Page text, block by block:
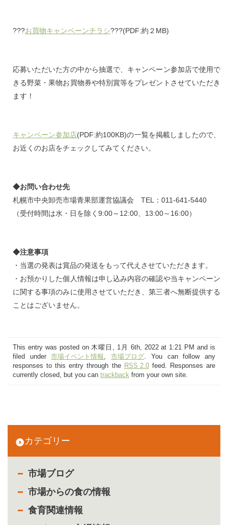
カテゴリー
市場ブログ
市場からの食の情報
食育関連情報
???お買物キャンペーンチラシ???(PDF:約２MB)
応募いただいた方の中から抽選で、キャンペーン参加店で使用で
きる野菜・果物お買物券や特別賞等をプレゼントさせていただき
ます！
キャンペーン参加店(PDF:約100KB)の一覧を掲載しましたので、
お近くのお店をチェックしてみてください。
◆お問い合わせ先
札幌市中央卸売市場青果部運営協議会 TEL：011-641-5440
（受付時間は水・日を除く9:00～12:00、13:00～16:00）
◆注意事項
・当選の発表は賞品の発送をもって代えさせていただきます。
・お預かりした個人情報は申し込み内容の確認や当キャンペーン
に関する事項のみに使用させていただき、第三者へ無断提供する
ことはございません。
This entry was posted on 木曜日, 1月 6th, 2022 at 1:21 PM and is
filed under市場イベント情報,市場ブログ. You can follow any
responses to this entry through the RSS 2.0feed. Responses are
currently closed, but you can trackback from your own site.